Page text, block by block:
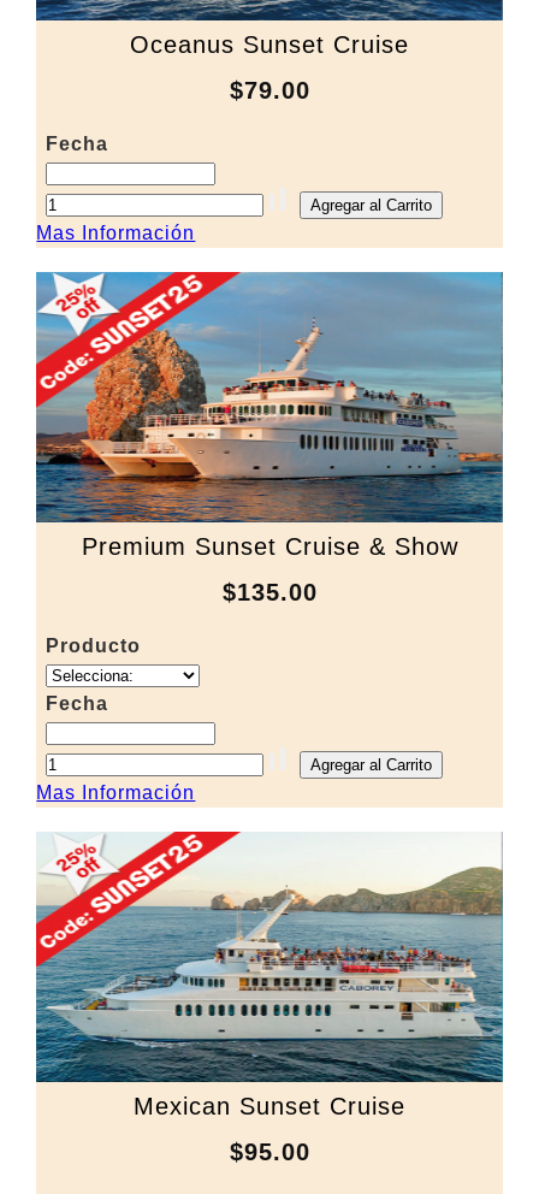
Oceanus Sunset Cruise
$79.00
Fecha
Mas Información
Premium Sunset Cruise & Show
$135.00
Producto
Fecha
Mas Información
Mexican Sunset Cruise
$95.00